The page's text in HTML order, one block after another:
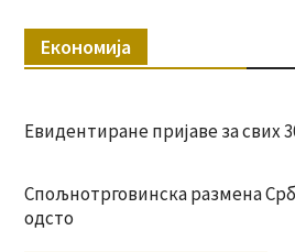
Економија
Евидентиране пријаве за свих
Спољнотрговинска размена
одсто